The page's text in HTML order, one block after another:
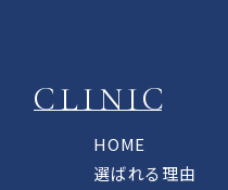
CLINIC
HOME
選ばれる理由